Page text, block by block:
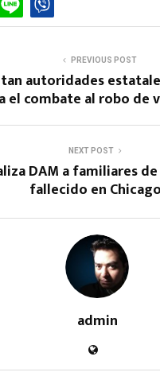
PREVIOUS POST
autoridades
el combate al robo de
NEXT POST
DAM a familiares
fallecido en Chicago
admin